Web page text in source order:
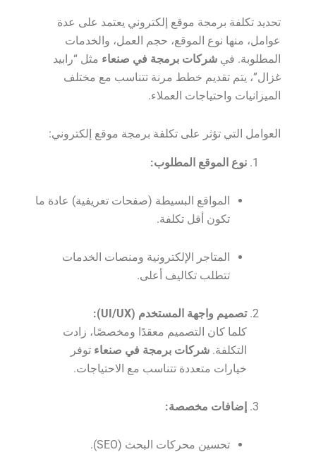
تحديد تكلفة برمجة موقع إلكتروني يعتمد على عدة
عوامل، منها نوع الموقع، حجم العمل، والخدمات
المطلوبة. في شركات برمجة في صنعاءمثل “رابيد
غزال”، يتم تقديم خطط مرنة تتناسب مع مختلف
الميزانيات واحتياجات العملاء.
العوامل التي تؤثر على تكلفة برمجة موقع إلكتروني:
نوع الموقع المطلوب:
المواقع البسيطة (صفحات تعريفية) عادة ما
تكون أقل تكلفة.
المتاجر الإلكترونية ومنصات الخدمات
تتطلب تكاليف أعلى.
تصميم واجهة المستخدم (UI/UX):
كلما كان التصميم معقدًا ومخصصًا، زادت
التكلفة.شركات برمجة في صنعاءتوفر
خيارات متعددة تتناسب مع الاحتياجات.
إضافات مخصصة:
تحسين محركات البحث (SEO).